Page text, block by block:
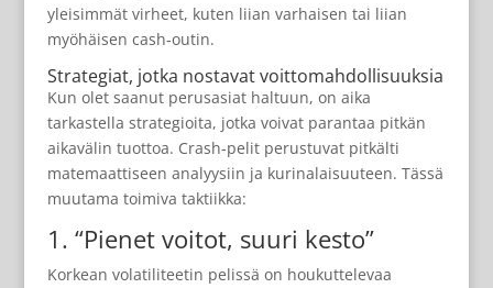
yleisimmät virheet, kuten liian varhaisen tai liian
myöhäisen cash‑outin.
Strategiat, jotka nostavat voittomahdollisuuksia
Kun olet saanut perusasiat haltuun, on aika
tarkastella strategioita, jotka voivat parantaa pitkän
aikavälin tuottoa. Crash‑pelit perustuvat pitkälti
matemaattiseen analyysiin ja kurinalaisuuteen. Tässä
muutama toimiva taktiikka:
1. “Pienet voitot, suuri kesto”
Korkean volatiliteetin pelissä on houkuttelevaa